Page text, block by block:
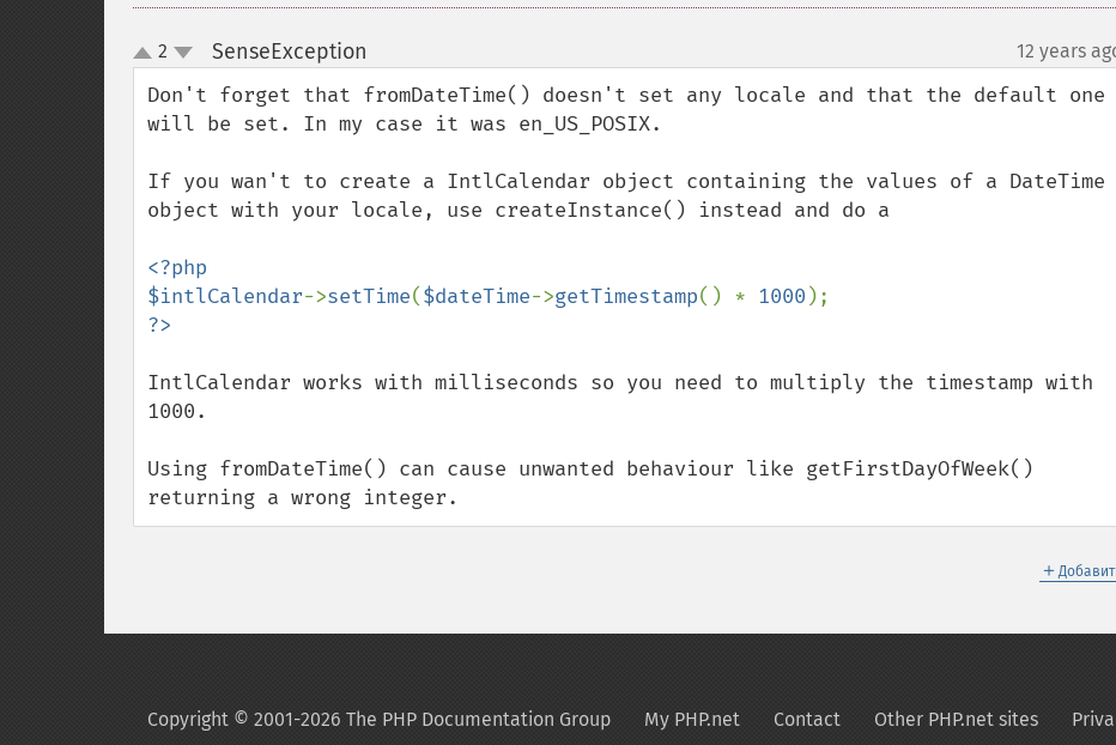
up
down
2 SenseException 12 years
Don't forget that fromDateTime() doesn't set any locale and that the default one
will be set. In my case it was en_US_POSIX.
If you wan't to create a IntlCalendar object containing the values of a DateTime
object with your locale, use createInstance() instead and do a
<?php
$intlCalendar->setTime($dateTime->getTimestamp() * 1000
IntlCalendar works with milliseconds so you need to multiply the timestamp with
1000.
Using fromDateTime() can cause unwanted behaviour like getFirstDayOfWeek()
returning a wrong integer.
＋
Copyright © 2001-2026 The PHP Documentation Group My PHP.net Contact Other PHP.net sites